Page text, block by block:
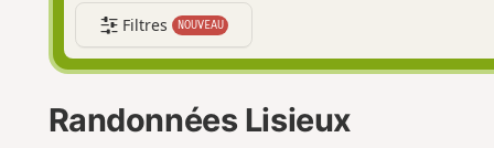
Filtres NOUVEAU
Randonnées Lisieux